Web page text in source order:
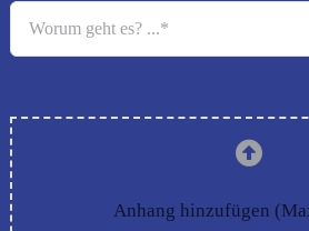
Anhang hinzufügen